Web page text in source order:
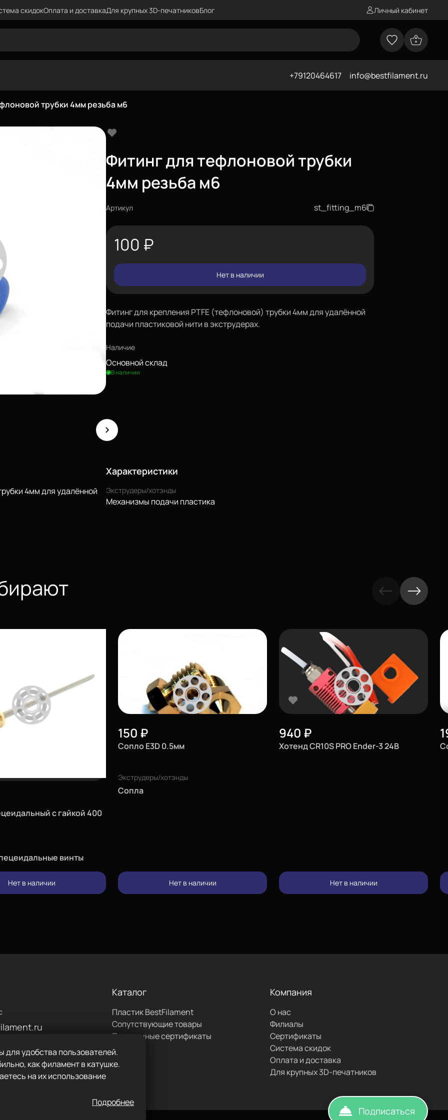
скидокОплата и доставкаДля крупных 3D-печатниковБлог Личный кабинет
+79120464617 info@bestfilament.ru
трубки 4мм резьба м6
Фитинг для тефлоновой трубки
4мм резьба м6
Артикул st_fitting_m6
100 ₽
Нет в наличии
Фитинг для крепления PTFE (тефлоновой) трубки 4мм для удалённой
подачи пластиковой нити в экструдерах.
Наличие
Основной склад
В наличии
4мм для удалённой
Характеристики
Экструдеры/хотэнды
Механизмы подачи пластика
с гайкой 400
винты
Нет в наличии
150 ₽
Сопло E3D 0.5мм
Экструдеры/хотэнды
Сопла
Нет в наличии
940 ₽
Хотенд CR10S PRO Ender-3 24В
Нет в наличии
Каталог
Пластик BestFilament
Сопутствующие товары
Подарочные сертификаты
Компания
О нас
Филиалы
Сертификаты
Система скидок
Оплата и доставка
Для крупных 3D-печатников
позвонить
для удобства пользователей.
как филамент в катушке.
на их использование
Подробнее
Подписаться